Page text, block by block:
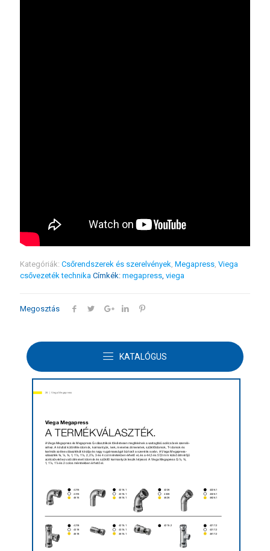
Kategóriák: Csőrendszerek és szerelvények, Megapress, Viega
csővezeték technika Címkék: megapress, viega
Megosztás
KATALÓGUS
TOVÁBBI INFORMÁCIÓK